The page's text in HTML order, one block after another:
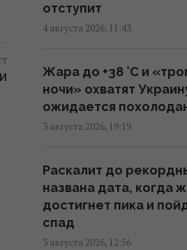
Число вылетов
10:47 четверг, 06 августа 2026
Вместо расширения
союз
09:29 четверг, 06 августа 2026
Трамп "наехал" на
отступит
4 августа 2026, 11:43
Жара до +38 °С и
ночи» охватят
ожидается
3 августа 2026, 19:19
Раскалит до
названа дата, когда
достигнет пика и
спад
3 августа 2026, 12:56